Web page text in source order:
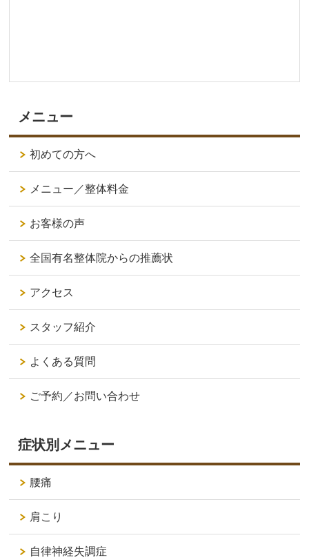
メニュー
初めての方へ
メニュー／整体料金
お客様の声
全国有名整体院からの推薦状
アクセス
スタッフ紹介
よくある質問
ご予約／お問い合わせ
症状別メニュー
腰痛
肩こり
自律神経失調症